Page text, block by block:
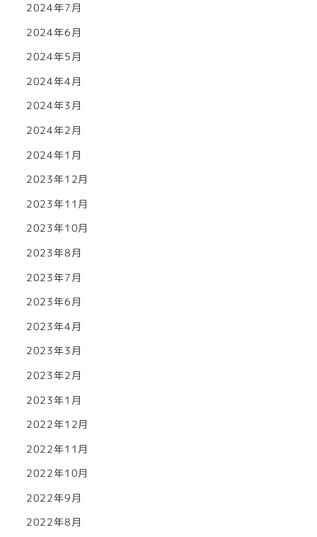
2024年7月
2024年6月
2024年5月
2024年4月
2024年3月
2024年2月
2024年1月
2023年12月
2023年11月
2023年10月
2023年8月
2023年7月
2023年6月
2023年4月
2023年3月
2023年2月
2023年1月
2022年12月
2022年11月
2022年10月
2022年9月
2022年8月